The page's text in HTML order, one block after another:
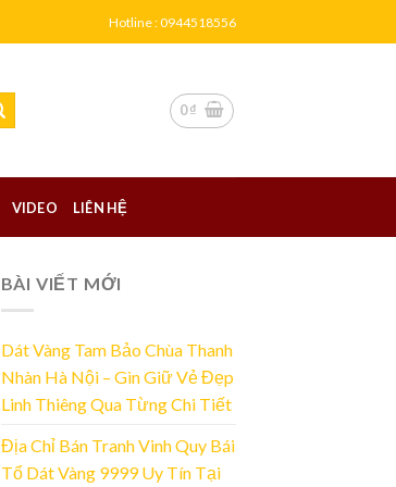
Hotline : 0944518556
0₫
VIDEO LIÊN HỆ
BÀI VIẾT MỚI
Dát Vàng Tam Bảo Chùa Thanh
Nhàn Hà Nội – Gìn Giữ Vẻ Đẹp
Linh Thiêng Qua Từng Chi Tiết
Địa Chỉ Bán Tranh Vinh Quy Bái
Tổ Dát Vàng 9999 Uy Tín Tại